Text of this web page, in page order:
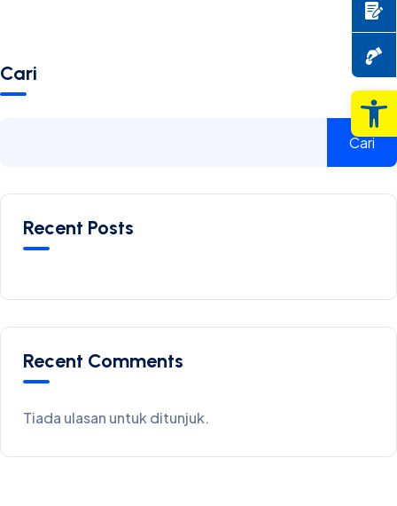
Cari
Cari
Recent Posts
Recent Comments
Tiada ulasan untuk ditunjuk.